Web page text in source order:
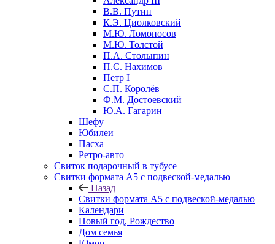
В.В. Путин
К.Э. Циолковский
М.Ю. Ломоносов
М.Ю. Толстой
П.А. Столыпин
П.С. Нахимов
Петр I
С.П. Королёв
Ф.М. Достоевский
Ю.А. Гагарин
Шефу
Юбилеи
Пасха
Ретро-авто
Свиток подарочный в тубусе
Свитки формата А5 с подвеской-медалью
Назад
Свитки формата А5 с подвеской-медалью
Календари
Новый год, Рождество
Дом семья